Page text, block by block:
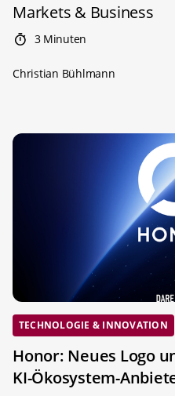
Markets & Business
3 Minuten
Christian Bühlmann
TECHNOLOGIE & INNOVATION
Honor: Neues Logo
KI-Ökosystem-